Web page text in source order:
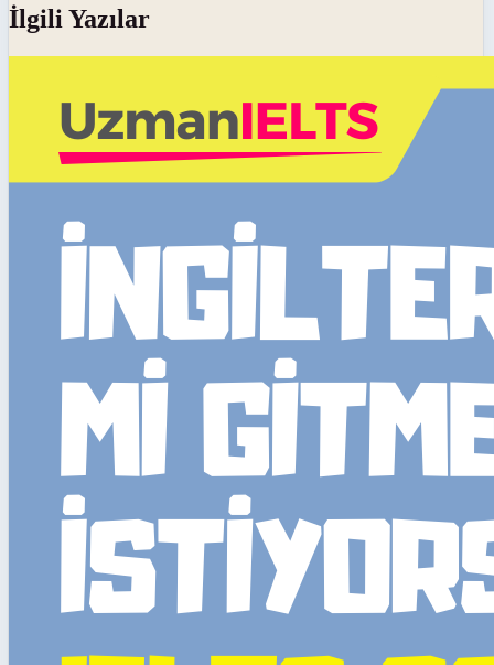
İlgili Yazılar